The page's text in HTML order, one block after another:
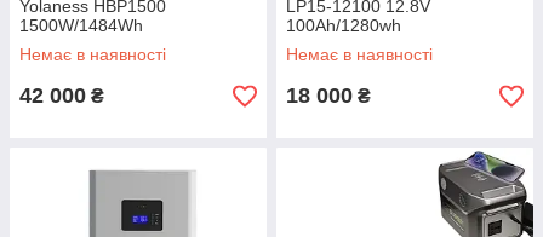
Yolaness HBP1500
1500W/1484Wh
Немає в наявності
42 000 ₴
LP15-12100 12.8V
100Ah/1280wh
Немає в наявності
18 000 ₴